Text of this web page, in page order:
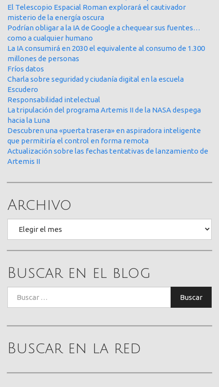
El Telescopio Espacial Roman explorará el cautivador
misterio de la energía oscura
Podrían obligar a la IA de Google a chequear sus fuentes…
como a cualquier humano
La IA consumirá en 2030 el equivalente al consumo de 1.300
millones de personas
Fríos datos
Charla sobre seguridad y ciudanía digital en la escuela
Escudero
Responsabilidad intelectual
La tripulación del programa Artemis II de la NASA despega
hacia la Luna
Descubren una «puerta trasera» en aspiradora inteligente
que permitiría el control en forma remota
Actualización sobre las fechas tentativas de lanzamiento de
Artemis II
Archivo
Buscar en el blog
Buscar
Buscar en la red